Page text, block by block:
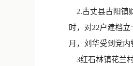
2.古丈县古阳镇
时，对22户建档
月，刘华受到党内
3红石林镇花兰